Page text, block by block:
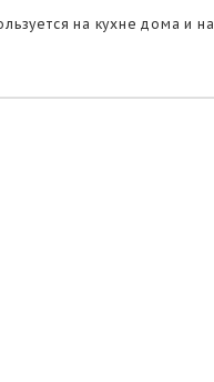
на кухне дома и